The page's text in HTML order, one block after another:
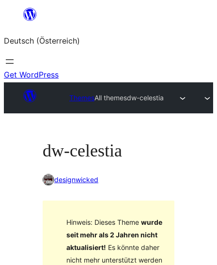
springen
Deutsch (Österreich)
Get WordPress
ThemesAll themesdw-celestia
dw-celestia
designwicked
Hinweis: Dieses Theme wurde
seit mehr als 2 Jahren nicht
aktualisiert! Es könnte daher
nicht mehr unterstützt werden